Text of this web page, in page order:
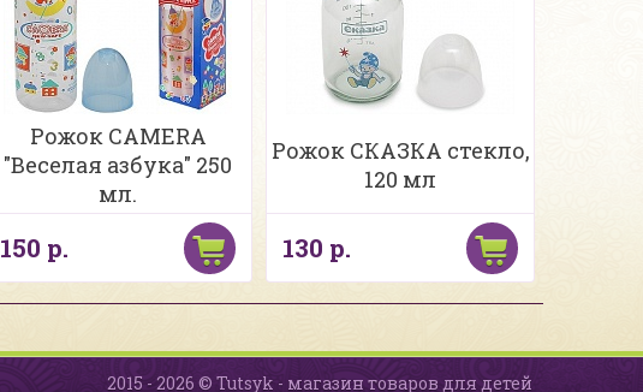
Рожок CAMERA
"Веселая азбука" 250
мл.
150 р.
Рожок СКАЗКА стекло,
120 мл
130 р.
2015 - 2026 © Tutsyk - магазин товаров для детей